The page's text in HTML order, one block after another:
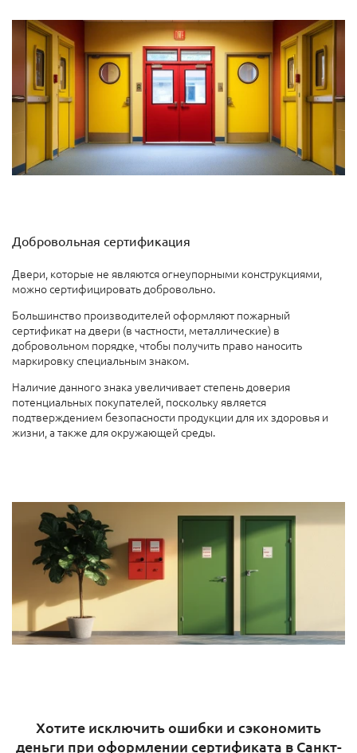
Добровольная сертификация
Двери, которые не являются огнеупорными конструкциями,
можно сертифицировать добровольно.
Большинство производителей оформляют пожарный
сертификат на двери (в частности, металлические) в
добровольном порядке, чтобы получить право наносить
маркировку специальным знаком.
Наличие данного знака увеличивает степень доверия
потенциальных покупателей, поскольку является
подтверждением безопасности продукции для их здоровья и
жизни, а также для окружающей среды.
Хотите исключить ошибки и сэкономить
деньги при оформлении сертификата в Санкт-